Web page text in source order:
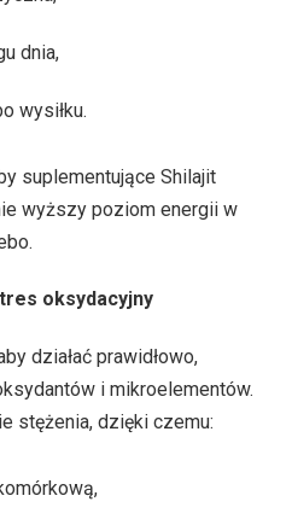
dnia,
wysiłku.
suplementujące Shilajit
wyższy poziom energii w
oksydacyjny
działać prawidłowo,
i mikroelementów.
stężenia, dzięki czemu: